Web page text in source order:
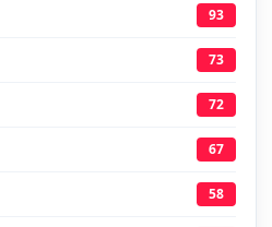
93
73
72
67
58